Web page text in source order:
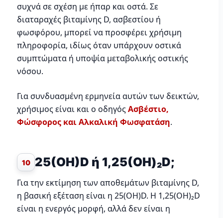
συχνά σε σχέση με ήπαρ και οστά. Σε
διαταραχές βιταμίνης D, ασβεστίου ή
φωσφόρου, μπορεί να προσφέρει χρήσιμη
πληροφορία, ιδίως όταν υπάρχουν οστικά
συμπτώματα ή υποψία μεταβολικής οστικής
νόσου.
Για συνδυασμένη ερμηνεία αυτών των δεικτών,
χρήσιμος είναι και ο οδηγόςΑσβέστιο,
Φώσφορος και Αλκαλική Φωσφατάση.
10 25(OH)D ή 1,25(OH)₂D;
Για την εκτίμηση των αποθεμάτων βιταμίνης D,
η βασική εξέταση είναι η 25(OH)D. Η 1,25(OH)₂D
είναι η ενεργός μορφή, αλλά δεν είναι η